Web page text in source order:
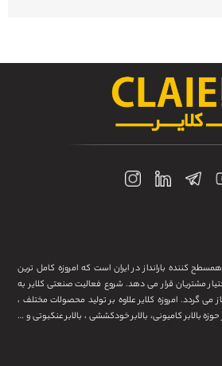
همسطح کننده بارانداز در ایران است که امروزه کامل ترین
مشتریان قرار می دهد. شروع فعالیت صنعتی کلایر به
باز می گردد. امروزه کلایر علاوه بر تولید محصولات مختلف ،
حوزه بالابر کامیونی، بالابر خودکششی ، بالابر عنکبوتی و …